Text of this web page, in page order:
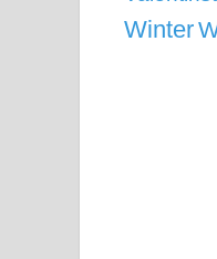
Winter